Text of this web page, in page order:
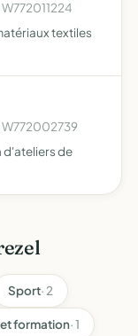
textiles
W772002739
d'ateliers de
Sport· 2
formation· 1